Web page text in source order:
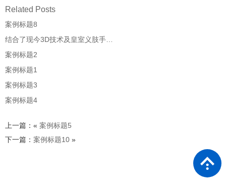
Related Posts
案例标题8
结合了现今3D技术及皇室义肢手…
案例标题2
案例标题1
案例标题3
案例标题4
上一篇：« 案例标题5
下一篇： 案例标题10 »